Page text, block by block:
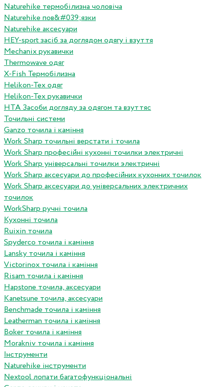
Naturehike термобілизна чоловіча
Naturehike пов&#039;язки
Naturehike аксесуари
HEY-sport засіб за доглядом одягу і взуття
Mechanix рукавички
Thermowave одяг
X-Fish Термобілизна
Helikon-Tex одяг
Helikon-Tex рукавички
HTA Засоби догляду за одягом та взуттяс
Точильні системи
Ganzo точила і каміння
Work Sharp точильні верстати і точила
Work Sharp професiйнi кухоннi точилки электричнi
Work Sharp унiверсальнi точилки электричнi
Work Sharp аксесуари до професiйних кухонних точилок
Work Sharp аксесуари до унiверсальних электричних
точилок
WorkSharp ручні точила
Кухонні точила
Ruixin точила
Spyderco точила і каміння
Lansky точила і каміння
Victorinox точила і каміння
Risam точила і каміння
Hapstone точила, аксесуари
Kanetsune точила, аксесуари
Benchmade точила і каміння
Leatherman точила і каміння
Boker точила і каміння
Morakniv точила і каміння
Інструменти
Naturehike інструменти
Nextool лопати багатофункціональні